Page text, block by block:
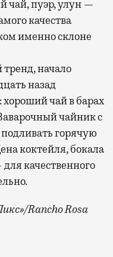
чай, пуэр, улун —
качества
именно склоне
начало
назад
чай в барах
чайник с
горячую
коктейля, бокала
качественного
Rancho Rosa
заключен договор